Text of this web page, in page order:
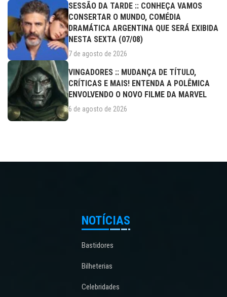
SESSÃO DA TARDE :: CONHEÇA VAMOS
CONSERTAR O MUNDO, COMÉDIA
DRAMÁTICA ARGENTINA QUE SERÁ EXIBIDA
NESTA SEXTA (07/08)
7 de agosto de 2026
VINGADORES :: MUDANÇA DE TÍTULO,
CRÍTICAS E MAIS! ENTENDA A POLÊMICA
ENVOLVENDO O NOVO FILME DA MARVEL
6 de agosto de 2026
NOTÍCIAS
Bastidores
Bilheterias
Celebridades